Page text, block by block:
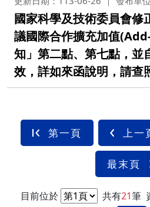
國家科學及技術委員會修
議國際合作擴充加值
知」第二點、第七點，並
效，詳如來函說明，請查
第一頁 上一
最末頁
目前位於 共有21筆